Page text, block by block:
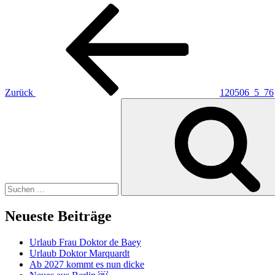
Beitragsnavigation
Zurück
120506_5_76
Neueste Beiträge
Urlaub Frau Doktor de Baey
Urlaub Doktor Marquardt
Ab 2027 kommt es nun dicke